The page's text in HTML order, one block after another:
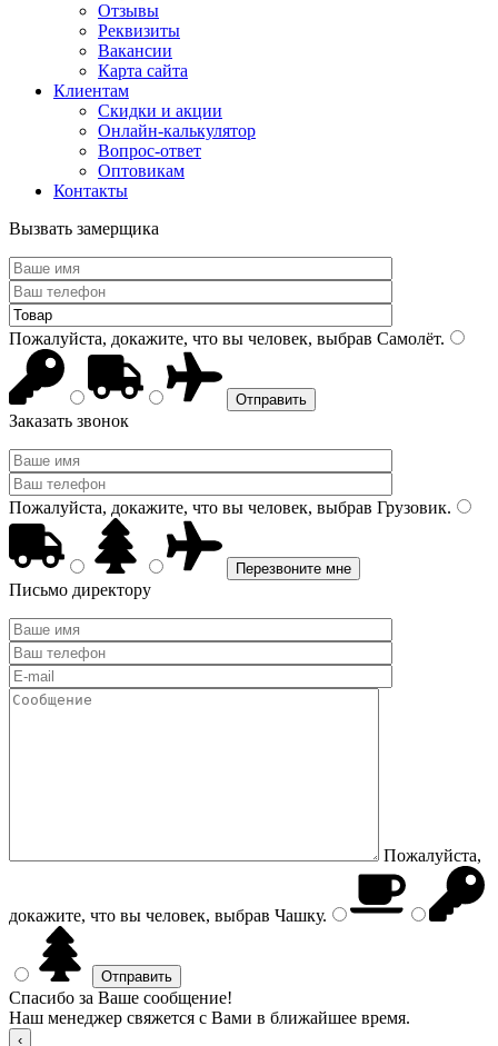
Отзывы
Реквизиты
Вакансии
Карта сайта
Клиентам
Скидки и акции
Онлайн-калькулятор
Вопрос-ответ
Оптовикам
Контакты
Вызвать замерщика
Пожалуйста, докажите, что вы человек, выбрав Самолёт.
Заказать звонок
Пожалуйста, докажите, что вы человек, выбрав Грузовик.
Письмо директору
Пожалуйста,
докажите, что вы человек, выбрав Чашку.
Спасибо за Ваше сообщение!
Наш менеджер свяжется с Вами в ближайшее время.